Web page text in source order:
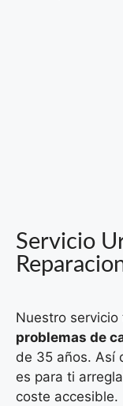
Servicio
Nuestro
problemas de
de 35 años. Así
es para ti
coste accesible.